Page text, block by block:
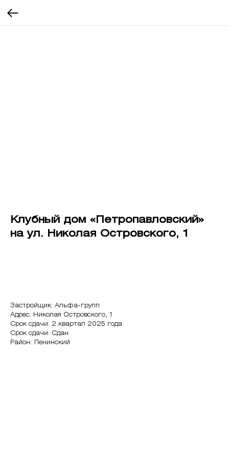
Клубный дом «Петропавловский»
на ул. Николая Островского, 1
Застройщик: Альфа-групп
Адрес: Николая Островского, 1
Срок сдачи: 2 квартал 2025 года
Срок сдачи: Сдан
Район: Ленинский